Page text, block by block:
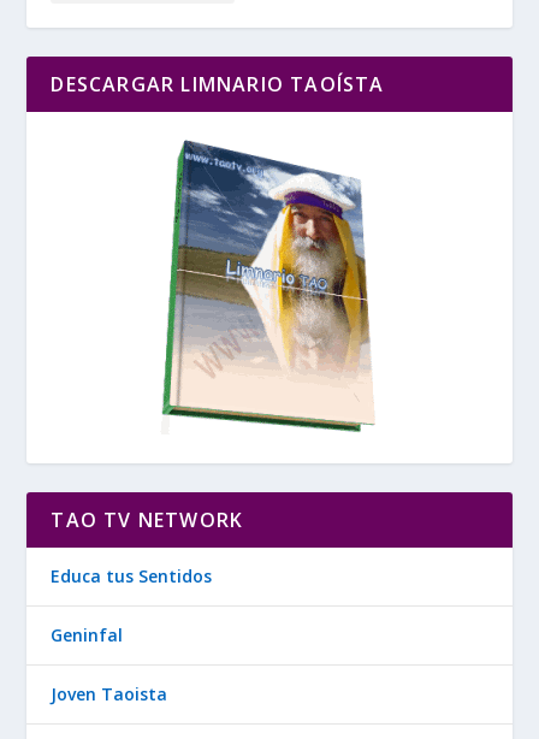
DESCARGAR LIMNARIO TAOÍSTA
TAO TV NETWORK
Educa tus Sentidos
Geninfal
Joven Taoista